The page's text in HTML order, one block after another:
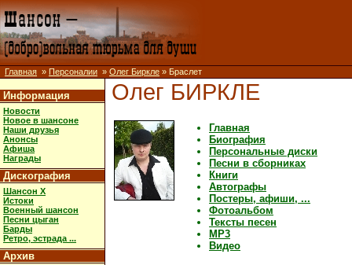
Главная » Персоналии » Олег Биркле » Браслет
Информация
Новости
Новое в шансоне
Наши друзья
Анонсы
Афиша
Награды
Дискография
Шансон X
Истоки
Военный шансон
Песни цыган
Барды
Ретро, эстрада ...
Архив
Олег БИРКЛЕ
Главная
Биография
Персональные диски
Песни в сборниках
Книги
Автографы
Постеры, афиши, ...
Фотоальбом
Тексты песен
MP3
Видео